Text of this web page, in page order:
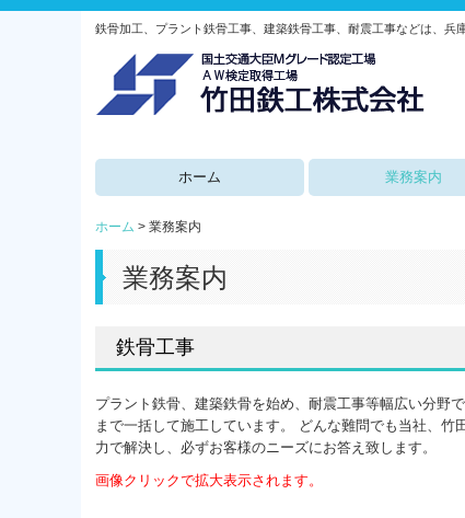
鉄骨加工、プラント鉄骨工事、建築鉄骨工事、耐震工事などは、兵
ホーム 業務案内
ホーム 業務案内
業務案内
鉄骨工事
プラント鉄骨、建築鉄骨を始め、耐震工事等幅広い分野
まで一括して施工しています。 どんな難問でも当社、竹
力で解決し、必ずお客様のニーズにお答え致します。
画像クリックで拡大表示されます。